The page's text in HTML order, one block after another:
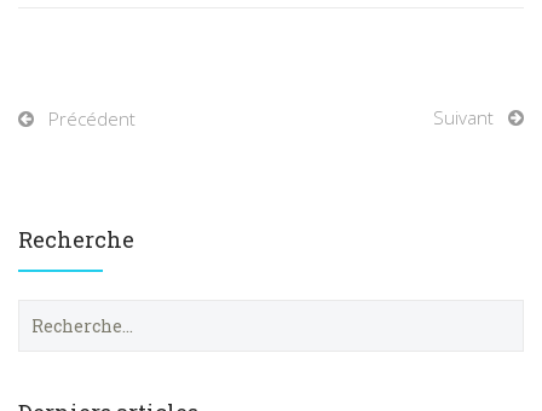
Précédent Suivant
Recherche